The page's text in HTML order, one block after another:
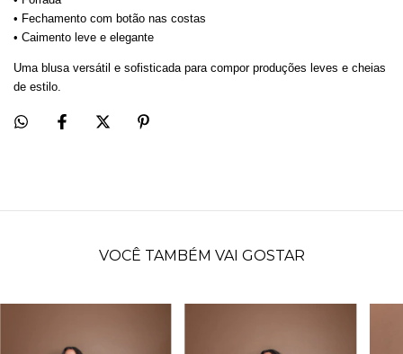
• Fechamento com botão nas costas
• Caimento leve e elegante
Uma blusa versátil e sofisticada para compor produções leves e cheias
de estilo.
VOCÊ TAMBÉM VAI GOSTAR